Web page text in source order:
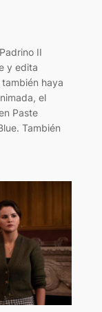
II
y edita
haya
el
Paste
También